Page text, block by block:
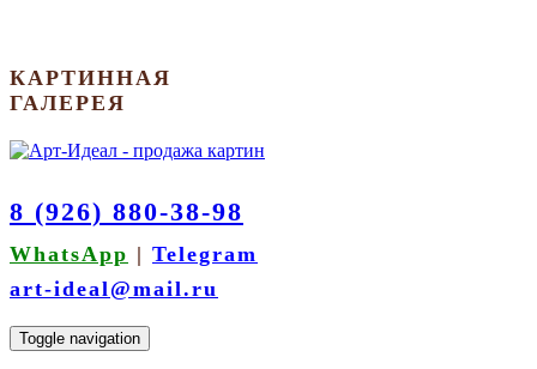
КАРТИННАЯ
ГАЛЕРЕЯ
8 (926) 880-38-98
WhatsApp | Telegram
art-ideal@mail.ru
Toggle navigation